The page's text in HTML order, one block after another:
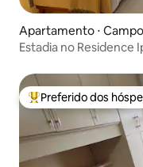
Apartamento ⋅
Estadia no Residence
Entre os melhores
Preferido dos